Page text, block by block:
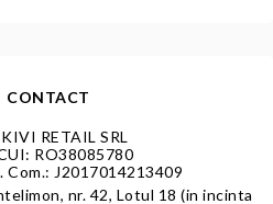
CONTACT
KIVI RETAIL SRL
RO38085780
Com.: J2017014213409
nr. 42, Lotul 18 (in incinta